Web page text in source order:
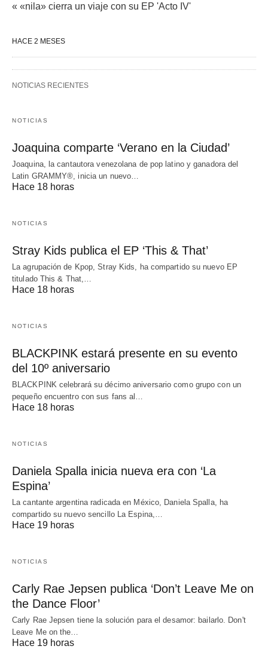
« «nila» cierra un viaje con su EP 'Acto IV'
HACE 2 MESES
NOTICIAS RECIENTES
NOTICIAS
Joaquina comparte ‘Verano en la Ciudad’
Joaquina, la cantautora venezolana de pop latino y ganadora del
Latin GRAMMY®, inicia un nuevo…
Hace 18 horas
NOTICIAS
Stray Kids publica el EP ‘This & That’
La agrupación de Kpop, Stray Kids, ha compartido su nuevo EP
titulado This & That,…
Hace 18 horas
NOTICIAS
BLACKPINK estará presente en su evento
del 10º aniversario
BLACKPINK celebrará su décimo aniversario como grupo con un
pequeño encuentro con sus fans al…
Hace 18 horas
NOTICIAS
Daniela Spalla inicia nueva era con ‘La
Espina’
La cantante argentina radicada en México, Daniela Spalla, ha
compartido su nuevo sencillo La Espina,…
Hace 19 horas
NOTICIAS
Carly Rae Jepsen publica ‘Don’t Leave Me on
the Dance Floor’
Carly Rae Jepsen tiene la solución para el desamor: bailarlo. Don't
Leave Me on the…
Hace 19 horas